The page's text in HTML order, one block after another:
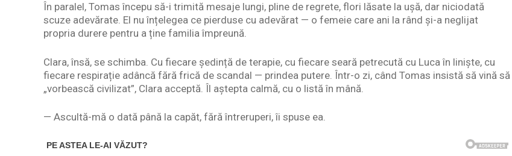
În paralel, Tomas începu să-i trimită mesaje lungi, pline de regrete, flori lăsate la ușă, dar niciodată
scuze adevărate. El nu înțelegea ce pierduse cu adevărat — o femeie care ani la rând și-a neglijat
propria durere pentru a ține familia împreună.
Clara, însă, se schimba. Cu fiecare ședință de terapie, cu fiecare seară petrecută cu Luca în liniște, cu
fiecare respirație adâncă fără frică de scandal — prindea putere. Într-o zi, când Tomas insistă să vină să
„vorbească civilizat”, Clara acceptă. Îl aștepta calmă, cu o listă în mână.
— Ascultă-mă o dată până la capăt, fără întreruperi, îi spuse ea.